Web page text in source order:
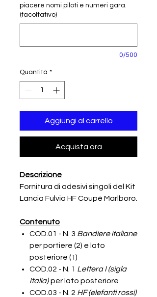
piacere nomi piloti e numeri gara.
(facoltativo)
0/500
Quantità *
Aggiungi al carrello
Acquista ora
Descrizione
Fornitura di adesivi singoli del Kit
Lancia Fulvia HF Coupè Marlboro.
Contenuto
COD.01 - N. 3 Bandiere italiane
per portiere (2) e lato
posteriore (1)
COD.02 - N. 1 Lettera I (sigla
Italia) per lato posteriore
COD.03 - N. 2 HF (elefanti rossi)